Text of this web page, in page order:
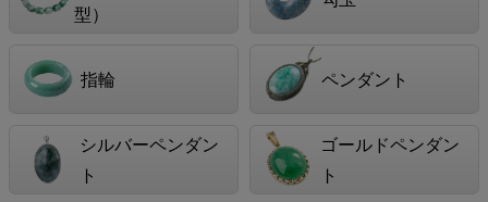
型）
指輪 ペンダント
シルバーペンダン
ト
ゴールドペンダン
ト